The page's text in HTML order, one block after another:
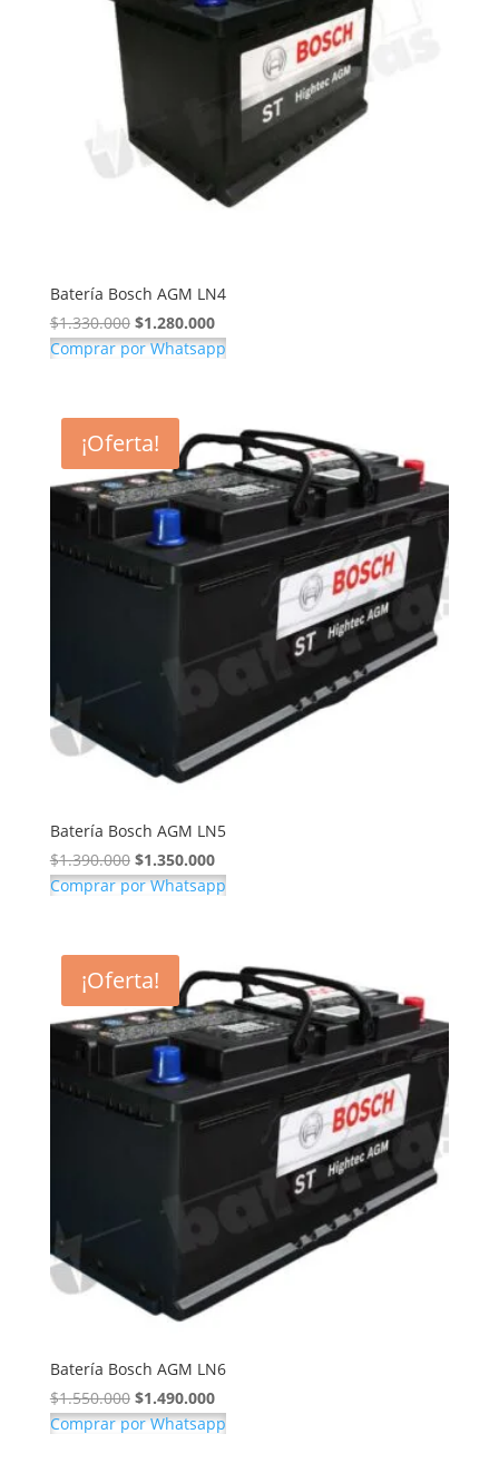
Batería Bosch AGM LN4
$1.330.000 El
precio
$1.330.000.
$1.280.000El
precio
Comprar por Whatsapp
¡Oferta!
Batería Bosch AGM LN5
$1.390.000 El
precio
$1.390.000.
$1.350.000El
precio
$1.350.000.
Comprar por Whatsapp
¡Oferta!
Batería Bosch AGM LN6
$1.550.000 El
precio
$1.490.000El
precio
Comprar por Whatsapp